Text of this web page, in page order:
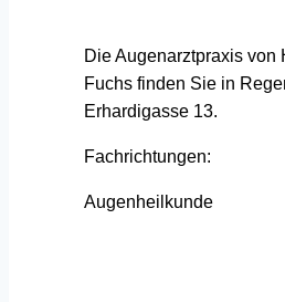
Die Augenarztpraxis von
Fuchs finden Sie in
Erhardigasse 13.
Fachrichtungen:
Augenheilkunde